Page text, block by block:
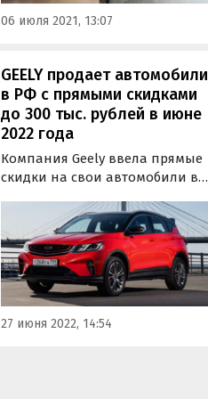
06 июля 2021, 13:07
GEELY продает автомобили
в РФ с прямыми скидками
до 300 тыс. рублей в июне
2022 года
Компания Geely ввела прямые
скидки на свои автомобили в
любую модель бренда с
выгодой от 170 000 рублей без
каких-либо условий. Срок
действия скидок истечет уже 30
июня. Об этом сообщают
«Автоновости дня».
27 июня 2022, 14:54